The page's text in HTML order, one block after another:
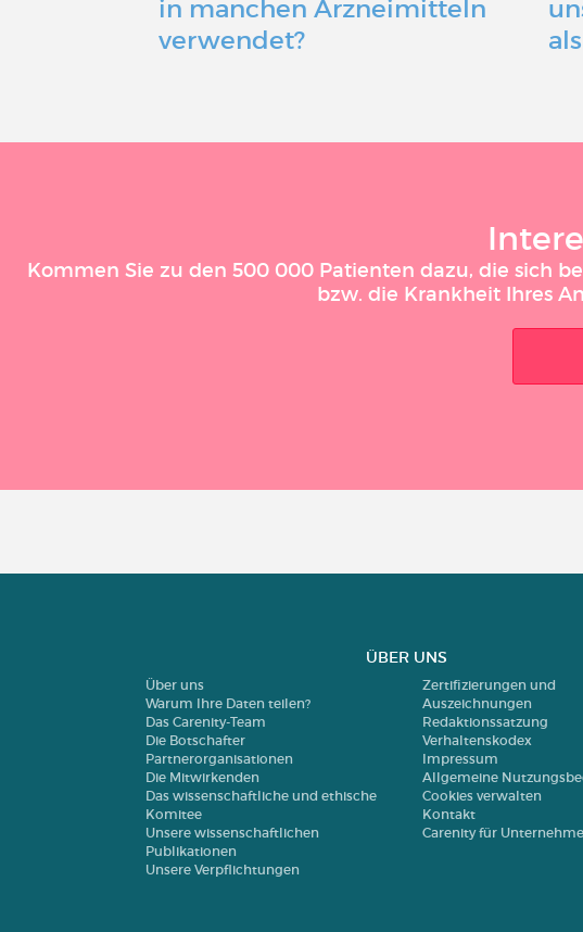
in manchen Arzneimitteln
verwendet?
Kommen Sie zu den 500 000 Patienten dazu, die sich
bzw. die Krankheit Ihres
ÜBER UNS
Über uns
Warum Ihre Daten teilen?
Das Carenity-Team
Die Botschafter
Partnerorganisationen
Die Mitwirkenden
Das wissenschaftliche und ethische
Komitee
Unsere wissenschaftlichen
Publikationen
Unsere Verpflichtungen
Zertifizierungen und
Auszeichnungen
Redaktionssatzung
Verhaltenskodex
Impressum
Allgemeine
Cookies verwalten
Kontakt
Carenity für